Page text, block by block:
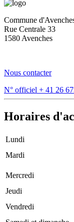
Commune
Rue Centrale 33
1580 Avenches
Nous contacter
N° officiel + 41 26
Horaires
Lundi
Mardi
Mercredi
Jeudi
Vendredi